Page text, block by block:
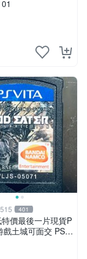
401
價最後一片現貨P
戲土城可面交 PSV
放重生 日版 【9成
二手九成新~